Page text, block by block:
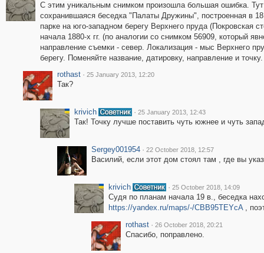
С этим уникальным снимком произошла большая ошибка.
сохранившаяся беседка "Палаты Дружины", построенная в
парке на юго-западном берегу Верхнего пруда (Покровская
начала 1880-х гг. (по аналогии со снимком 56909, который
направление съемки - север. Локализация - мыс Верхнего
берегу. Поменяйте название, датировку, направление и точку.
rothast · 25 January 2013, 12:20
Так?
krivich · 25 January 2013, 12:43
Так! Точку лучше поставить чуть южнее и чуть
Sergey001954 · 22 October 2018, 12:57
Василий, если этот дом стоял там , где вы
krivich · 25 October 2018, 14:09
Судя по планам начала 19 в., беседка
https://yandex.ru/maps/-/CBB95TEYcA,
rothast · 26 October 2018, 20:21
Спасибо, поправлено.